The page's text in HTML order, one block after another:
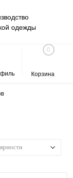
одежды
0
Корзина